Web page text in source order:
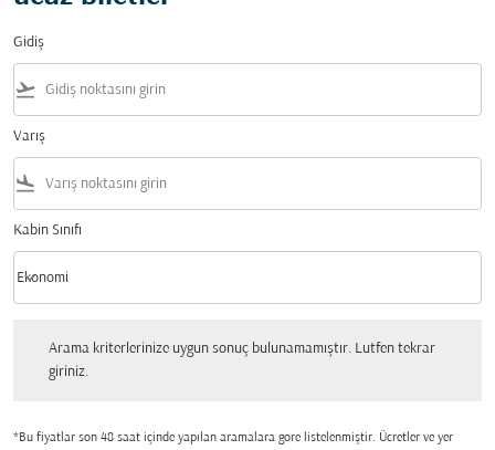
Gidiş
flight_takeoff
Varış
flight_land
Kabin Sınıfı
Kabin Sınıfı option Ekonomi Selected
Ekonomi
keyboard_arrow_down
Arama kriterlerinize uygun sonuç bulunamamıştır. Lutfen tekrar
giriniz.
*Bu fiyatlar son 48 saat içinde yapılan aramalara gore listelenmiştir. Ücretler ve yer